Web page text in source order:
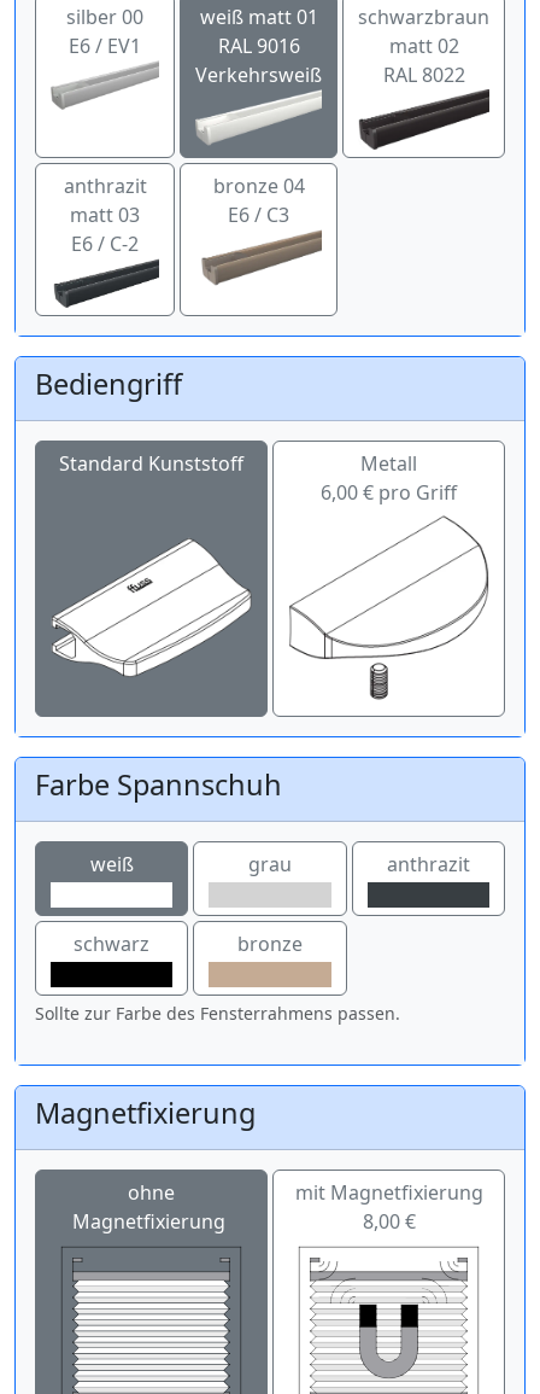
silber 00
E6 / EV1
weiß matt 01
RAL 9016
Verkehrsweiß
schwarzbraun
matt 02
RAL 8022
anthrazit
matt 03
E6 / C-2
bronze 04
E6 / C3
Bediengriff
Standard Kunststoff
Metall
6,00 € pro Griff
Farbe Spannschuh
weiß grau anthrazit
schwarz bronze
Sollte zur Farbe des Fensterrahmens passen.
Magnetfixierung
ohne
Magnetfixierung
mit Magnetfixierung
8,00 €